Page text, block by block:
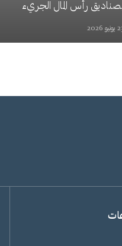
رأس المال الجريء
2026